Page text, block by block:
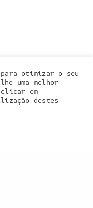
otimizar o seu
uma melhor
clicar em
destes
our use of